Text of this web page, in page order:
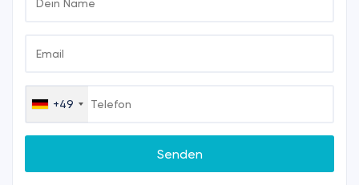
Germany
+49
+49
Senden